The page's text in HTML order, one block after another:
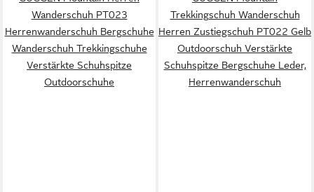
Wanderschuh PT023
Herrenwanderschuh Bergschuhe
Wanderschuh Trekkingschuhe
Verstärkte Schuhspitze
Outdoorschuhe
Trekkingschuh Wanderschuh
Herren Zustiegschuh PT022 Gelb
Outdoorschuh Verstärkte
Schuhspitze Bergschuhe Leder,
Herrenwanderschuh